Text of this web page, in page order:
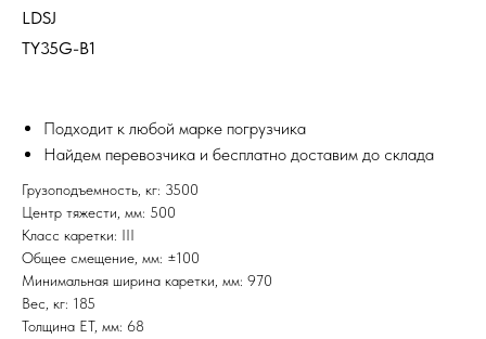
LDSJ
TY35G-B1
Подходит к любой марке погрузчика
Найдем перевозчика и бесплатно доставим до склада
Грузоподъемность, кг: 3500
Центр тяжести, мм: 500
Класс каретки: III
Общее смещение, мм: ±100
Минимальная ширина каретки, мм: 970
Вес, кг: 185
Толщина ET, мм: 68